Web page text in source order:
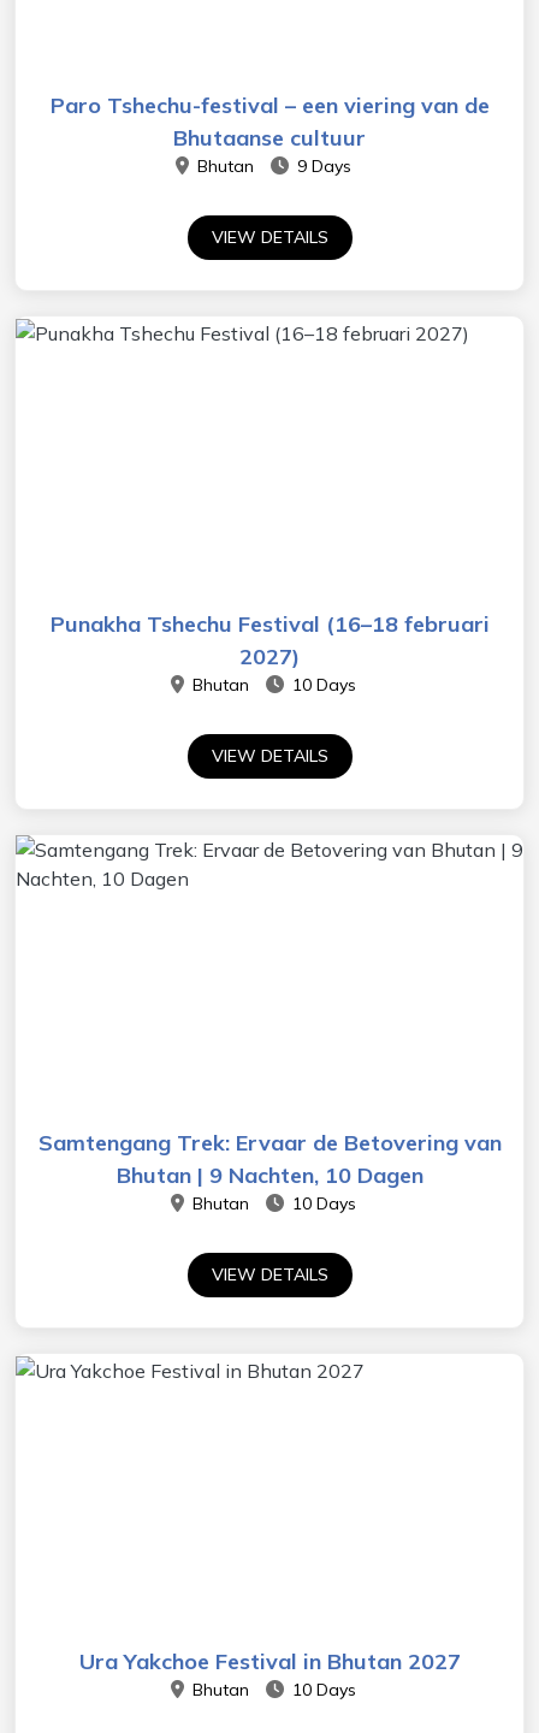
Paro Tshechu-festival – een viering van de
Bhutaanse cultuur
Bhutan 9 Days
VIEW DETAILS
Punakha Tshechu Festival (16–18 februari
2027)
Bhutan 10 Days
VIEW DETAILS
Samtengang Trek: Ervaar de Betovering van
Bhutan | 9 Nachten, 10 Dagen
Bhutan 10 Days
VIEW DETAILS
Ura Yakchoe Festival in Bhutan 2027
Bhutan 10 Days